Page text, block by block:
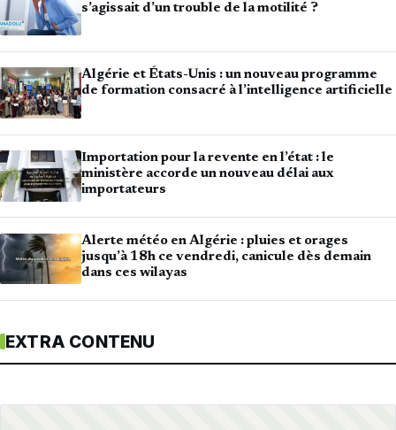
s’agissait d’un trouble de la motilité ?
Algérie et États-Unis : un nouveau programme
de formation consacré à l’intelligence artificielle
Importation pour la revente en l’état : le
ministère accorde un nouveau délai aux
importateurs
Alerte météo en Algérie : pluies et orages
jusqu’à 18h ce vendredi, canicule dès demain
dans ces wilayas
EXTRA CONTENU